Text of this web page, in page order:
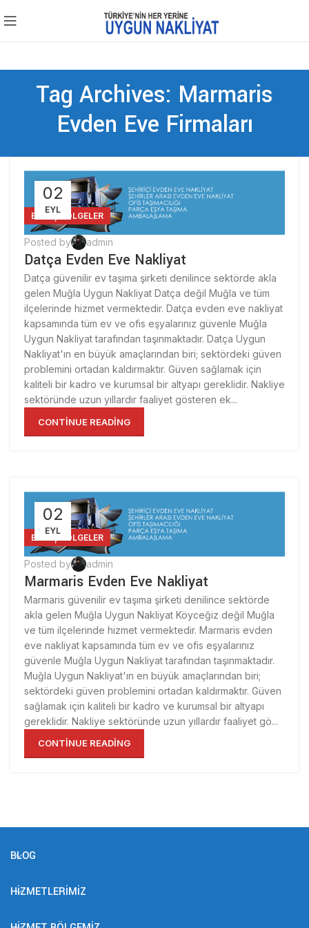
Tag Archives: Marmaris
Evden Eve Firmaları
02
EYL
BLOG ,BÖLGELER
Posted by admin
Datça Evden Eve Nakliyat
Datça güvenilir ev taşıma şirketi denilince sektörde akla
gelen Muğla Uygun Nakliyat Datça değil Muğla ve tüm
ilçelerinde hizmet vermektedir. Datça evden eve nakliyat
kapsamında tüm ev ve ofis eşyalarınız güvenle Muğla
Uygun Nakliyat tarafından taşınmaktadır. Datça Uygun
Nakliyat'ın en büyük amaçlarından biri; sektördeki güven
problemini ortadan kaldırmaktır. Güven sağlamak için
kaliteli bir kadro ve kurumsal bir altyapı gereklidir. Nakliye
sektöründe uzun yıllardır faaliyet gösteren ek...
CONTINUE READING
02
EYL
BLOG , BÖLGELER
Posted by admin
Marmaris Evden Eve Nakliyat
Marmaris güvenilir ev taşıma şirketi denilince sektörde
akla gelen Muğla Uygun Nakliyat Köyceğiz değil Muğla
ve tüm ilçelerinde hizmet vermektedir. Marmaris evden
eve nakliyat kapsamında tüm ev ve ofis eşyalarınız
güvenle Muğla Uygun Nakliyat tarafından taşınmaktadır.
Muğla Uygun Nakliyat'ın en büyük amaçlarından biri;
sektördeki güven problemini ortadan kaldırmaktır. Güven
sağlamak için kaliteli bir kadro ve kurumsal bir altyapı
gereklidir. Nakliye sektöründe uzun yıllardır faaliyet gö...
CONTINUE READING
BLOG
HIZMETLERIMIZ